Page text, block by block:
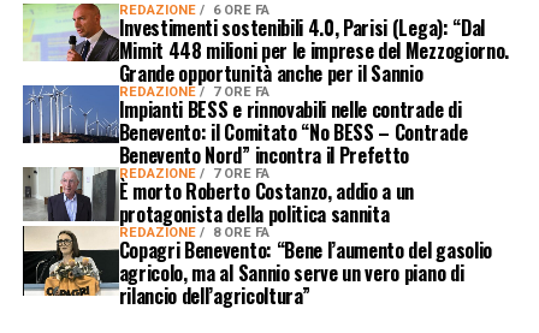
REDAZIONE 6 ORE FA
Investimenti sostenibili 4.0, Parisi (Lega): “Dal
Mimit 448 milioni per le imprese del Mezzogiorno.
Grande opportunità anche per il Sannio
REDAZIONE 7 ORE FA
Impianti BESS e rinnovabili nelle contrade di
Benevento: il Comitato “No BESS – Contrade
Benevento Nord” incontra il Prefetto
REDAZIONE 7 ORE FA
È morto Roberto Costanzo, addio a un
protagonista della politica sannita
REDAZIONE 8 ORE FA
Copagri Benevento: “Bene l’aumento del gasolio
agricolo, ma al Sannio serve un vero piano di
rilancio dell’agricoltura”